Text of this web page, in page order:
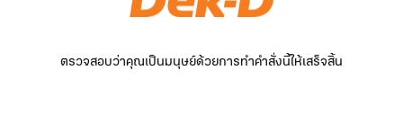
ตรวจสอบว่าคุณเป็นมนุษย์ด้วยการทำคำสั่งนี้ให้เสร็จสิ้น